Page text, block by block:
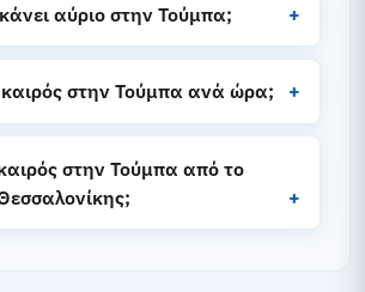
αύριο στην Τούμπα;
καιρός στην Τούμπα ανά ώρα;
στην Τούμπα από το